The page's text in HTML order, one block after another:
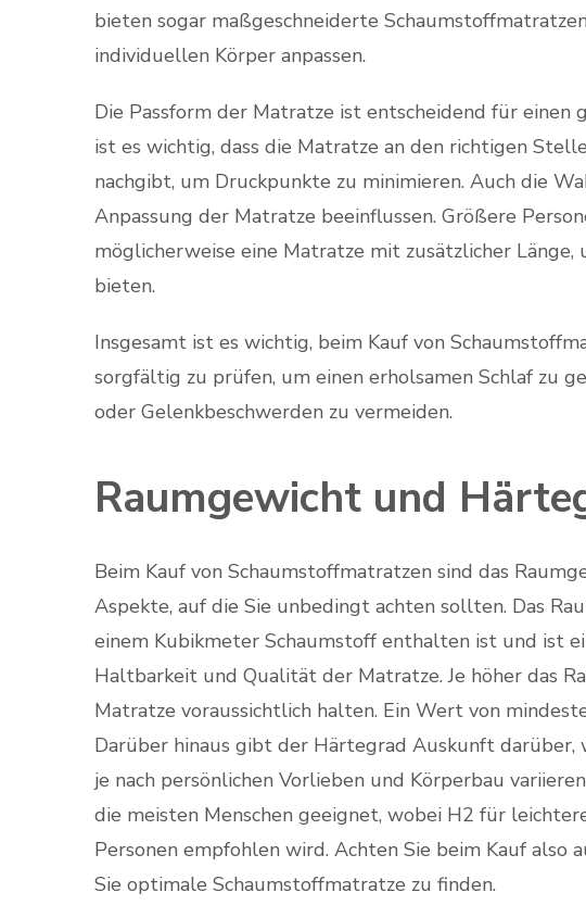
bieten sogar maßgeschneiderte
individuellen Körper anpassen.
Die Passform der Matratze ist entscheidend für einen
ist es wichtig, dass die Matratze an den richtigen
nachgibt, um Druckpunkte zu minimieren. Auch die
Anpassung der Matratze beeinflussen. Größere
möglicherweise eine Matratze mit zusätzlicher Länge,
bieten.
Insgesamt ist es wichtig, beim Kauf von
sorgfältig zu prüfen, um einen erholsamen Schlaf zu
oder Gelenkbeschwerden zu vermeiden.
Raumgewicht und
Beim Kauf von Schaumstoffmatratzen sind das
Aspekte, auf die Sie unbedingt achten sollten. Das
einem Kubikmeter Schaumstoff enthalten ist und ist
Haltbarkeit und Qualität der Matratze. Je höher das
Matratze voraussichtlich halten. Ein Wert von
Darüber hinaus gibt der Härtegrad Auskunft darüber,
je nach persönlichen Vorlieben und Körperbau
die meisten Menschen geeignet, wobei H2 für
Personen empfohlen wird. Achten Sie beim Kauf also
Sie optimale Schaumstoffmatratze zu finden.